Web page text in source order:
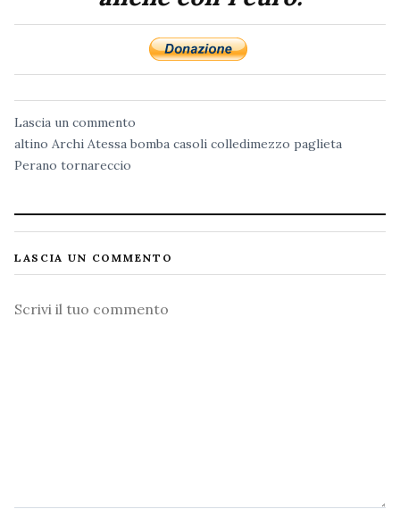
Lascia un commento
altino Archi Atessa bomba casoli colledimezzo paglieta
Perano tornareccio
LASCIA UN COMMENTO
Commento